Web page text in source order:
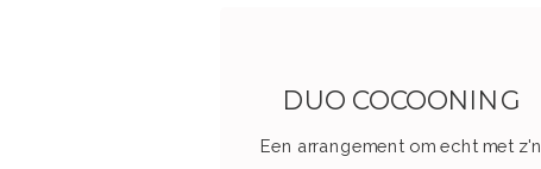
DUO COCOONING
Een arrangement om echt met z'n